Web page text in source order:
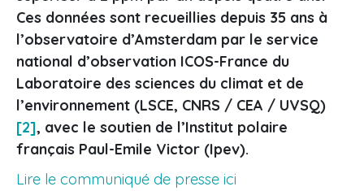
Ces données sont recueillies depuis 35 ans à
l’observatoire d’Amsterdam par le service
national d’observation ICOS-France du
Laboratoire des sciences du climat et de
l’environnement (LSCE, CNRS / CEA / UVSQ)
[2], avec le soutien de l’Institut polaire
français Paul-Emile Victor (Ipev).
Lire le communiqué de presse ici